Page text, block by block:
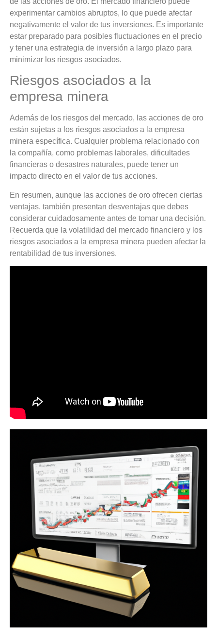
experimentar cambios abruptos, lo que puede afectar
negativamente el valor de tus inversiones. Es importante
estar preparado para posibles fluctuaciones en el precio
y tener una estrategia de inversión a largo plazo para
minimizar los riesgos asociados.
Riesgos asociados a la
empresa minera
Además de los riesgos del mercado, las acciones de oro
están sujetas a los riesgos asociados a la empresa
minera específica. Cualquier problema relacionado con
la compañía, como problemas laborales, dificultades
financieras o desastres naturales, puede tener un
impacto directo en el valor de tus acciones.
En resumen, aunque las acciones de oro ofrecen ciertas
ventajas, también presentan desventajas que debes
considerar cuidadosamente antes de tomar una decisión.
Recuerda que la volatilidad del mercado financiero y los
riesgos asociados a la empresa minera pueden afectar la
rentabilidad de tus inversiones.